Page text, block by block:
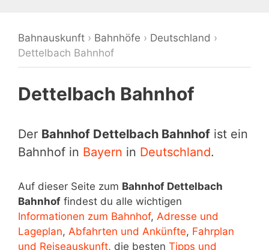
Bahnauskunft › Bahnhöfe › Deutschland ›
Dettelbach Bahnhof
Dettelbach Bahnhof
Der Bahnhof Dettelbach Bahnhof ist ein
Bahnhof in Bayern in Deutschland.
Auf dieser Seite zum Bahnhof Dettelbach
Bahnhof findest du alle wichtigen
Informationen zum Bahnhof, Adresse und
Lageplan, Abfahrten und Ankünfte, Fahrplan
und Reiseauskunft, die besten Tipps und